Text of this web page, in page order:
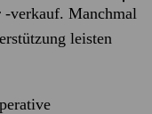
-verkauf. Manchmal
leisten